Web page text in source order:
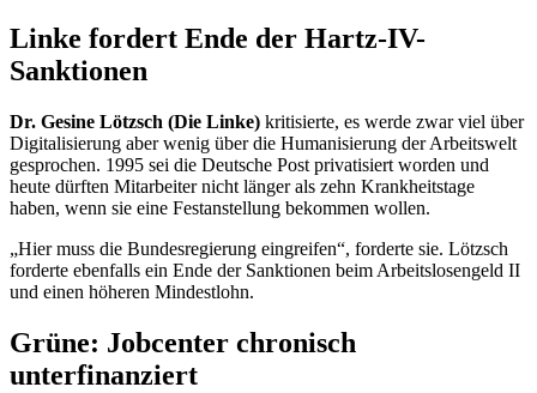
Linke fordert Ende der Hartz-IV-
Sanktionen
Dr. Gesine Lötzsch (Die Linke) kritisierte, es werde zwar viel über
Digitalisierung aber wenig über die Humanisierung der Arbeitswelt
gesprochen. 1995 sei die Deutsche Post privatisiert worden und
heute dürften Mitarbeiter nicht länger als zehn Krankheitstage
haben, wenn sie eine Festanstellung bekommen wollen.
„Hier muss die Bundesregierung eingreifen“, forderte sie. Lötzsch
forderte ebenfalls ein Ende der Sanktionen beim Arbeitslosengeld II
und einen höheren Mindestlohn.
Grüne: Jobcenter chronisch
unterfinanziert